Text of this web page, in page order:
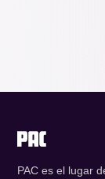
PAC es el lugar